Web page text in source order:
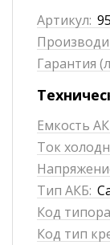
Артикул:
Гарантия
Емкость
Ток
Тип АКБ:
Код
Код тип